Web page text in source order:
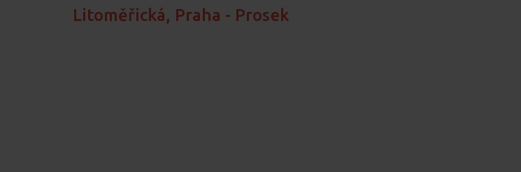
Litoměřická, Praha - Prosek